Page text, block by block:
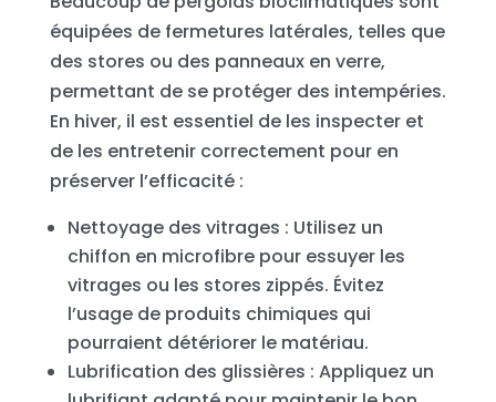
équipées de fermetures latérales, telles que
des stores ou des panneaux en verre,
permettant de se protéger des intempéries.
En hiver, il est essentiel de les inspecter et
de les entretenir correctement pour en
préserver l’efficacité :
Nettoyage des vitrages : Utilisez un
chiffon en microfibre pour essuyer les
vitrages ou les stores zippés. Évitez
l’usage de produits chimiques qui
pourraient détériorer le matériau.
Lubrification des glissières : Appliquez un